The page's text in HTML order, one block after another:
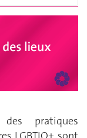
pratiques